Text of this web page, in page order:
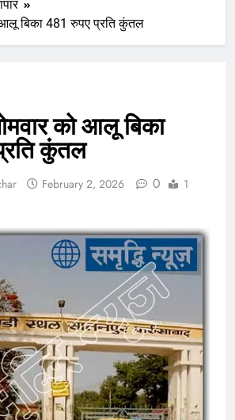
आलू बिका 481 रुपए प्रति कुंतल
को आलू बिका
कुंतल
February 2, 2026 0
1